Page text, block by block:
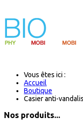
Vous êtes ici :
Accueil
Boutique
Casier anti-
Nos produits...